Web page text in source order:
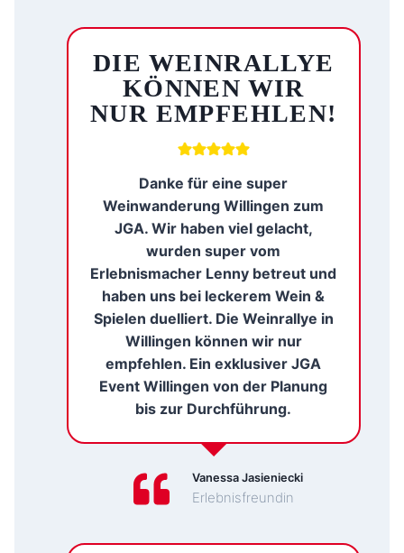
DIE WEINRALLYE
KÖNNEN WIR
NUR EMPFEHLEN!
Danke für eine super
Weinwanderung Willingen zum
JGA. Wir haben viel gelacht,
wurden super vom
Erlebnismacher Lenny betreut und
haben uns bei leckerem Wein &
Spielen duelliert. Die Weinrallye in
Willingen können wir nur
empfehlen. Ein exklusiver JGA
Event Willingen von der Planung
bis zur Durchführung.
Vanessa Jasieniecki
Erlebnisfreundin